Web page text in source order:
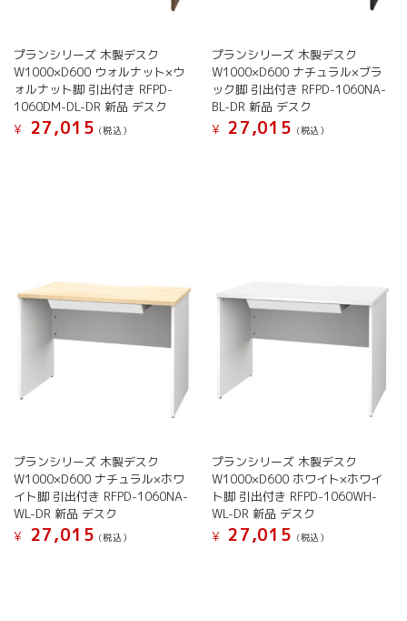
プランシリーズ 木製デスク
W1000×D600 ウォルナット×ウ
ォルナット脚 引出付き RFPD-
1060DM-DL-DR 新品 デスク
¥
27,015 (税込）
プランシリーズ 木製デスク
W1000×D600 ナチュラル×ブラ
ック脚 引出付き RFPD-1060NA-
BL-DR 新品 デスク
¥ 27,015 (税込）
プランシリーズ 木製デスク
W1000×D600 ナチュラル×ホワ
イト脚 引出付き RFPD-1060NA-
WL-DR 新品 デスク
¥
27,015 (税込）
プランシリーズ 木製デスク
W1000×D600 ホワイト×ホワイ
ト脚 引出付き RFPD-1060WH-
WL-DR 新品 デスク
¥ 27,015 (税込）